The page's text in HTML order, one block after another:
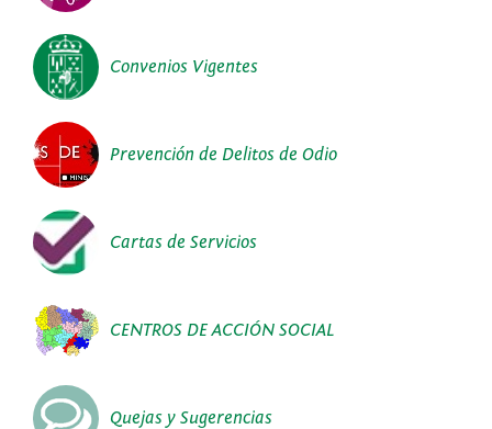
Convenios Vigentes
Prevención de Delitos de Odio
Cartas de Servicios
CENTROS DE ACCIÓN SOCIAL
Quejas y Sugerencias